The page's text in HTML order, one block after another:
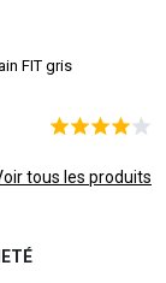
FIT gris
tous les produits